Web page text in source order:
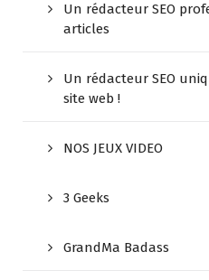
Un rédacteur SEO
articles
Un rédacteur SEO
site web !
NOS JEUX VIDEO
3 Geeks
GrandMa Badass